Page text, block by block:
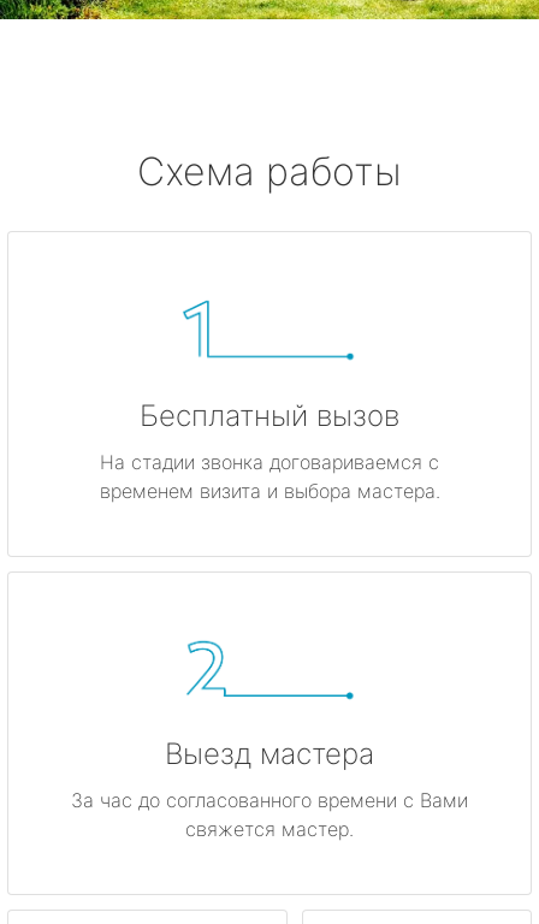
Схема работы
Бесплатный вызов
На стадии звонка договариваемся с
временем визита и выбора мастера.
Выезд мастера
За час до согласованного времени с Вами
свяжется мастер.